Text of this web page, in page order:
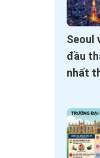
Seoul
đầu
nhất